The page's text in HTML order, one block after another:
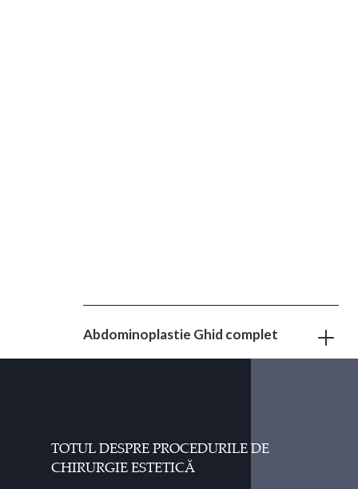
Abdominoplastie Ghid complet
TOTUL DESPRE PROCEDURILE DE
CHIRURGIE ESTETICĂ